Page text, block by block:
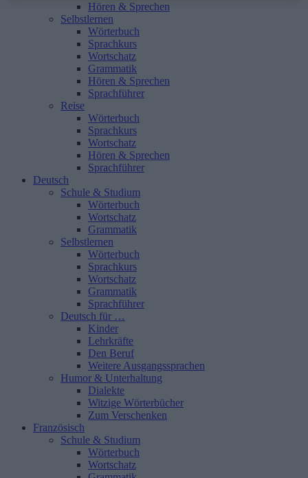
Hören & Sprechen
Selbstlernen
Wörterbuch
Sprachkurs
Wortschatz
Grammatik
Hören & Sprechen
Sprachführer
Reise
Wörterbuch
Sprachkurs
Wortschatz
Hören & Sprechen
Sprachführer
Deutsch
Schule & Studium
Wörterbuch
Wortschatz
Grammatik
Selbstlernen
Wörterbuch
Sprachkurs
Wortschatz
Grammatik
Sprachführer
Deutsch für …
Kinder
Lehrkräfte
Den Beruf
Weitere Ausgangssprachen
Humor & Unterhaltung
Dialekte
Witzige Wörterbücher
Zum Verschenken
Französisch
Schule & Studium
Wörterbuch
Wortschatz